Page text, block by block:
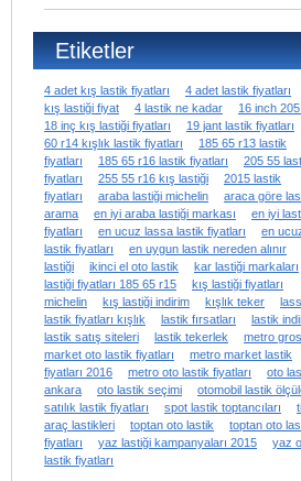
Etiketler
4 adet kış lastik fiyatları 4 adet lastik fiyatları
kış lastiği fiyat
4 lastik ne kadar
16 inch
18 inç kış lastiği fiyatları
19 jant lastik fiyatları
60 r14 kışlık lastik fiyatları
185 65 r13 lastik
fiyatları
185 65 r16 lastik fiyatları
205 55
fiyatları
255 55 r16 kış lastiği
2015 lastik
fiyatları
araba lastiği michelin
araca göre
arama
en iyi araba lastiği markası
en iyi
fiyatları
en ucuz lassa lastik fiyatları
en
lastik fiyatları
en uygun lastik nereden alınır
lastiği
ikinci el oto lastik kar lastiği markaları
lastiği fiyatları 185 65 r15
kış lastiği fiyatları
michelin
kış lastiği indirim kışlık teker
lastik fiyatları kışlık
lastik fırsatları
lastik
lastik satış siteleri
lastik tekerlek
metro
market oto lastik fiyatları
metro market lastik
fiyatları 2016
metro oto lastik fiyatları
oto
ankara
oto lastik seçimi
otomobil lastik
satılık lastik fiyatları
spot lastik toptancıları
araç lastikleri
toptan oto lastik
toptan oto
fiyatları
yaz lastiği kampanyaları 2015
yaz
lastik fiyatları